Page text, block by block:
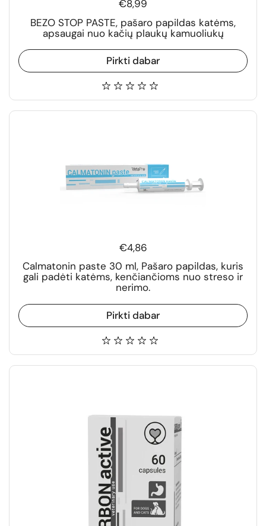
€8,99
BEZO STOP PASTE, pašaro papildas katėms,
apsaugai nuo kačių plaukų kamuoliukų
Pirkti dabar
€4,86
Calmatonin paste 30 ml, Pašaro papildas, kuris
gali padėti katėms, kenčiančioms nuo streso ir
nerimo.
Pirkti dabar